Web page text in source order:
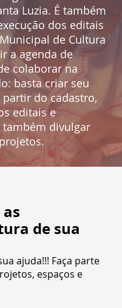
Luzia. É também
dos editais
de Cultura
a agenda de
colaborar na
basta criar seu
do cadastro,
editais e
também divulgar
de sua
ajuda!!! Faça parte
espaços e